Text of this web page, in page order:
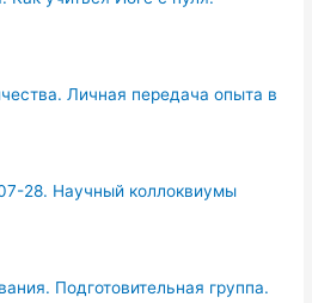
Личная передача опыта в
28. Научный коллоквиумы
Подготовительная группа.